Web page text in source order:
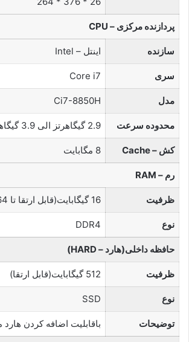
پردازنده مرکزی – CPU
سازنده اینتل – Intel
سری Core i7
مدل Ci7-8850H
محدوده سرعت 2.9 گیگاهرتز الی 3.9 گیگاهرتز
کش – Cache 8 مگابایت
رم – RAM
ظرفیت 16 گیگابایت(قابل ارتقا تا 64 گیگابایت)
نوع DDR4
حافظه داخلی(هارد – HARD)
ظرفیت 512 گیگابایت(قابل ارتقا)
نوع SSD
توضیحات باقابلیت اضافه کردن